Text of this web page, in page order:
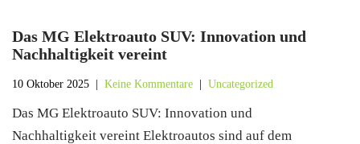
Das MG Elektroauto SUV: Innovation und
Nachhaltigkeit vereint
10 Oktober 2025 Keine Kommentare Uncategorized
Das MG Elektroauto SUV: Innovation und
Nachhaltigkeit vereint Elektroautos sind auf dem